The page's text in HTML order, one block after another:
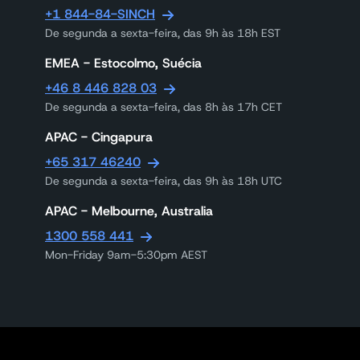
+1 844-84-SINCH
De segunda a sexta-feira, das 9h às 18h EST
EMEA - Estocolmo, Suécia
+46 8 446 828 03
De segunda a sexta-feira, das 8h às 17h CET
APAC - Cingapura
+65 317 46240
De segunda a sexta-feira, das 9h às 18h UTC
APAC - Melbourne, Australia
1300 558 441
Mon-Friday 9am-5:30pm AEST